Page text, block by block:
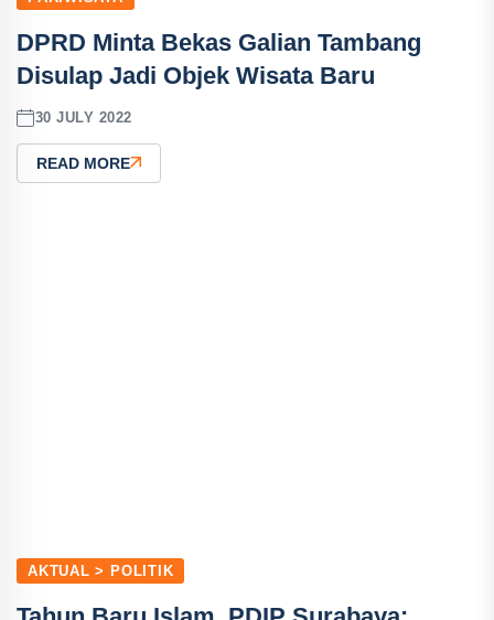
DPRD Minta Bekas Galian Tambang
Disulap Jadi Objek Wisata Baru
30 JULY 2022
READ MORE
AKTUAL > POLITIK